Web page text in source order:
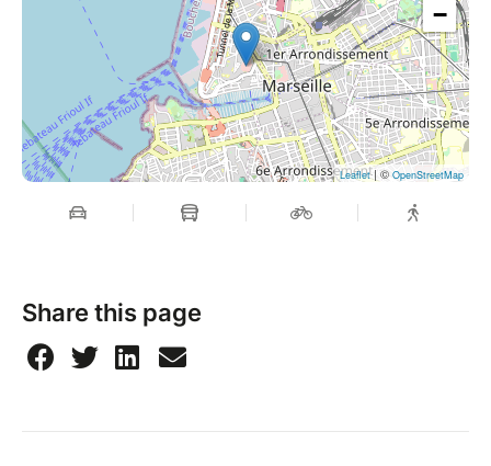
−
Leaflet| © OpenStreetMap
Share this page